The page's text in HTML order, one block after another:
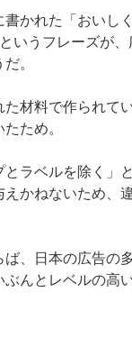
かれた「おいし
いうフレーズが、
。
材料で作られて
ため。
ラベルを除く」
かねないため、
、日本の広告の
んとレベルの高